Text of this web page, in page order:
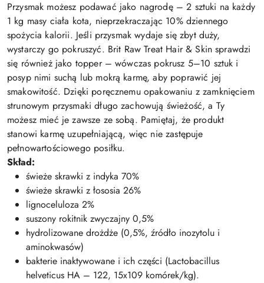
Przysmak możesz podawać jako nagrodę – 2 sztuki na każdy
1 kg masy ciała kota, nieprzekraczając 10% dziennego
spożycia kalorii. Jeśli przysmak wydaje się zbyt duży,
wystarczy go pokruszyć. Brit Raw Treat Hair & Skin sprawdzi
się również jako topper – wówczas pokrusz 5–10 sztuk i
posyp nimi suchą lub mokrą karmę, aby poprawić jej
smakowitość. Dzięki poręcznemu opakowaniu z zamknięciem
strunowym przysmaki długo zachowują świeżość, a Ty
możesz mieć je zawsze ze sobą. Pamiętaj, że produkt
stanowi karmę uzupełniającą, więc nie zastępuje
pełnowartościowego posiłku.
Skład:
świeże skrawki z indyka 70%
świeże skrawki z łososia 26%
lignoceluloza 2%
suszony rokitnik zwyczajny 0,5%
hydrolizowane drożdże (0,5%, źródło inozytolu i
aminokwasów)
bakterie inaktywowane i ich części (Lactobacillus
helveticus HA – 122, 15x109 komórek/kg).